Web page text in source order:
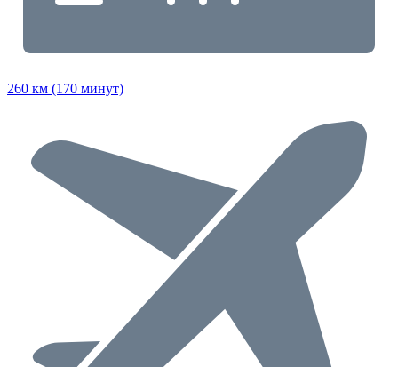
260 км (170 минут)